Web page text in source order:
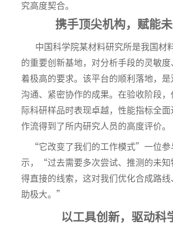
究高度契合。
携手顶尖机构，赋能
中国科学院某材料研究所是我国材
的重要创新基地，对分析手段的灵敏
着极高的要求。该平台的顺利落地，是
沟通、紧密协作的成果。在验收阶段
际科研样品时表现卓越，性能指标全
作流得到了所内研究人员的高度评价。
“它改变了我们的工作模式”一位参
示，“过去需要多次尝试、推测的未知
得直接的线索，这对我们优化合成路
助极大。”
以工具创新，驱动科